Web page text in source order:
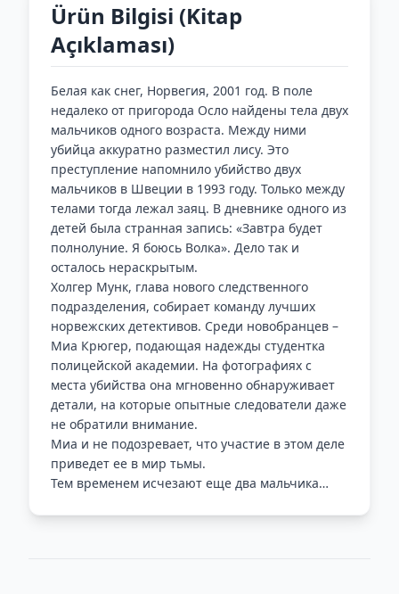
Ürün Bilgisi (Kitap
Açıklaması)
Белая как снег, Норвегия, 2001 год. В поле
недалеко от пригорода Осло найдены тела двух
мальчиков одного возраста. Между ними
убийца аккуратно разместил лису. Это
преступление напомнило убийство двух
мальчиков в Швеции в 1993 году. Только между
телами тогда лежал заяц. В дневнике одного из
детей была странная запись: «Завтра будет
полнолуние. Я боюсь Волка». Дело так и
осталось нераскрытым.
Холгер Мунк, глава нового следственного
подразделения, собирает команду лучших
норвежских детективов. Среди новобранцев –
Миа Крюгер, подающая надежды студентка
полицейской академии. На фотографиях с
места убийства она мгновенно обнаруживает
детали, на которые опытные следователи даже
не обратили внимание.
Миа и не подозревает, что участие в этом деле
приведет ее в мир тьмы.
Тем временем исчезают еще два мальчика…